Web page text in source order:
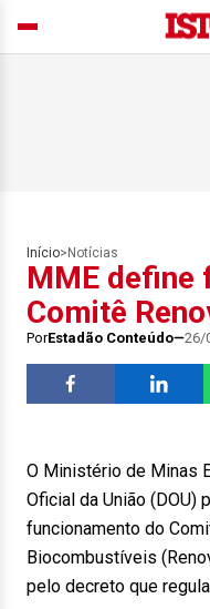
Início> Notícias
MME define
Comitê
PorEstadão Conteúdo 26/
O Ministério de Minas
Oficial da União (DOU)
funcionamento do
Biocombustíveis
pelo decreto que